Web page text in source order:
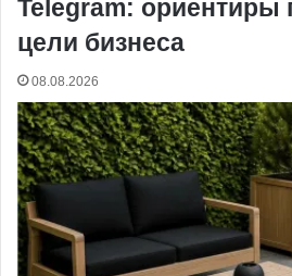
Telegram: ориентиры
цели бизнеса
08.08.2026